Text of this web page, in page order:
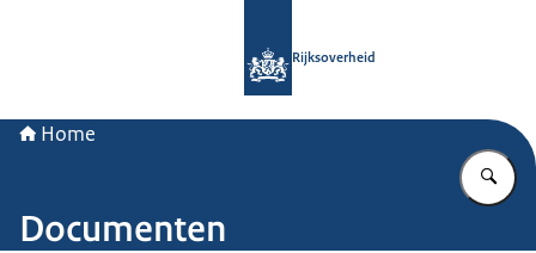
Rijksoverheid
Home
Documenten